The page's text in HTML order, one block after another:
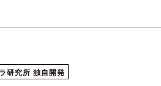
研究所 独自開発